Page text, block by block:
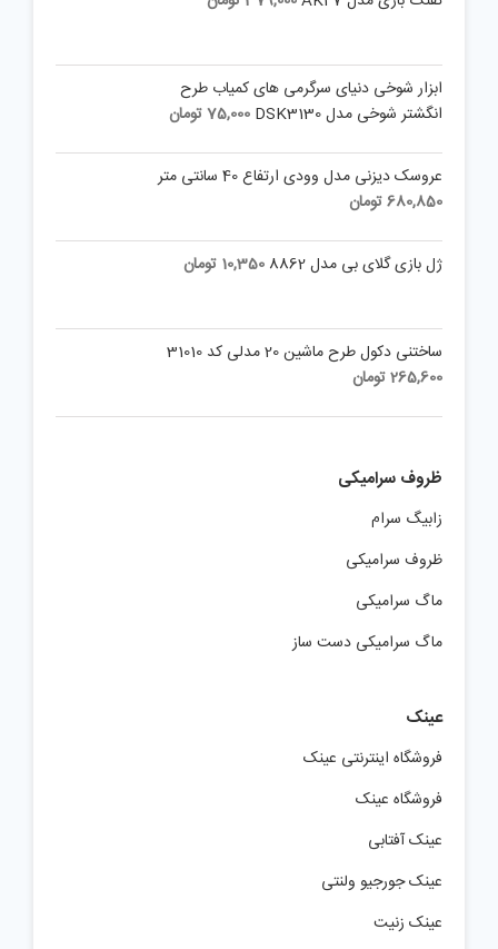
ابزار شوخی دنیای سرگرمی های کمیاب طرح
انگشتر شوخی مدل DSK3130
75,000تومان
عروسک دیزنی مدل وودی ارتفاع 40 سانتی متر
680,850تومان
ژل بازی گلای بی مدل 8862 10,350 تومان
ساختنی دکول طرح ماشین 20 مدلی کد 31010
265,600تومان
ظروف سرامیکی
زابیگ سرام
ظروف سرامیکی
ماگ سرامیکی
ماگ سرامیکی دست ساز
عینک
فروشگاه اینترنتی عینک
فروشگاه عینک
عینک آفتابی
عینک جورجیو ولنتی
عینک زنیت